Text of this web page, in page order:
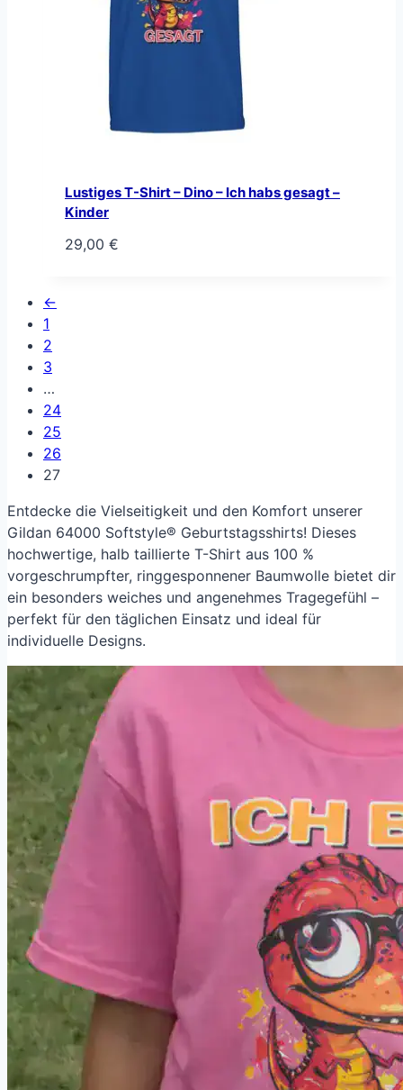
Lustiges T-Shirt – Dino – Ich habs gesagt –
Kinder
29,00 €
←
1
2
3
…
24
25
26
27
Entdecke die Vielseitigkeit und den Komfort unserer
Gildan 64000 Softstyle® Geburtstagsshirts! Dieses
hochwertige, halb taillierte T-Shirt aus 100 %
vorgeschrumpfter, ringgesponnener Baumwolle bietet dir
ein besonders weiches und angenehmes Tragegefühl –
perfekt für den täglichen Einsatz und ideal für
individuelle Designs.